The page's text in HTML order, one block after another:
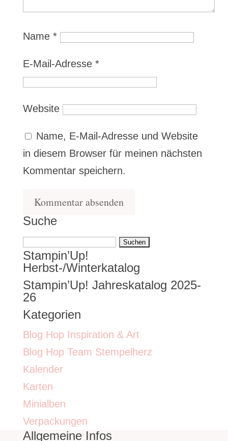
Name *
E-Mail-Adresse *
Website
Name, E-Mail-Adresse und Website
in diesem Browser für meinen nächsten
Kommentar speichern.
Suche
Suchen
nach:
Stampin’Up!
Herbst-/Winterkatalog
Stampin’Up! Jahreskatalog 2025-
26
Kategorien
Blog Hop Inspiration & Art
Blog Hop Team Stempelherz
Kalender
Karten
Minialben
Verpackungen
Allgemeine Infos